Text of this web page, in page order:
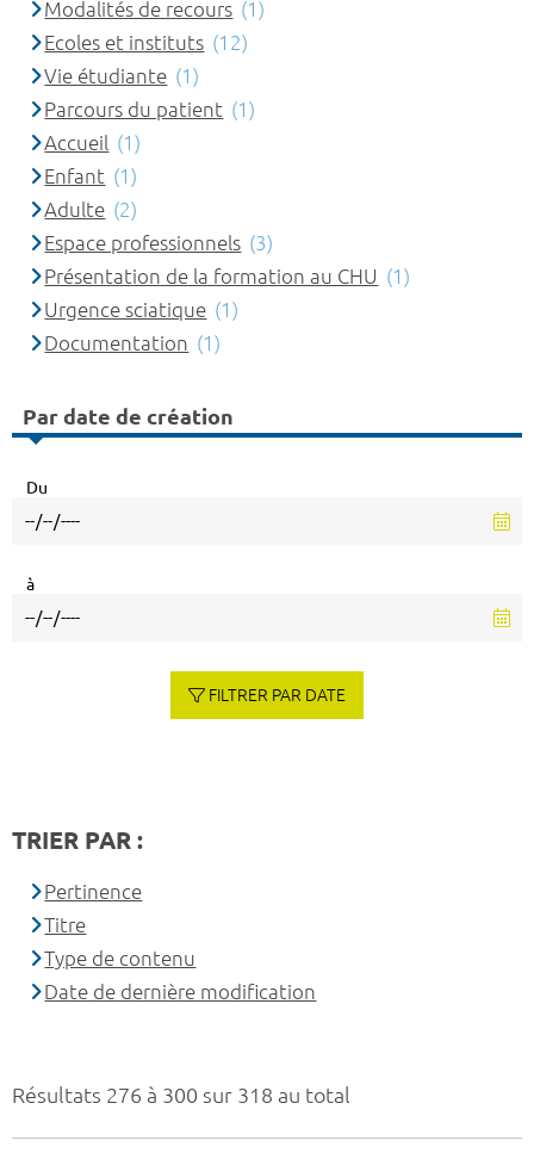
Résultats 276 à 300 sur 318 au total
Modalités de recours (1)
Ecoles et instituts (12)
Vie étudiante (1)
Parcours du patient (1)
Accueil (1)
Enfant (1)
Adulte (2)
Espace professionnels (3)
Présentation de la formation au CHU (1)
Urgence sciatique (1)
Documentation (1)
Par date de création
Du
à
FILTRER PAR DATE
TRIER PAR :
Pertinence
Titre
Type de contenu
Date de dernière modification